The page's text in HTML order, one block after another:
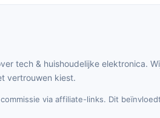
tech & huishoudelijke elektronica.
vertrouwen kiest.
via affiliate-links. Dit